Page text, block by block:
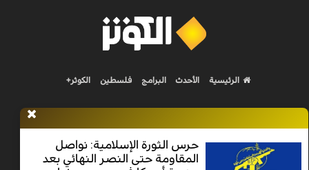
حرس الثورة الإسلامية: نواصل
المقاومة حتى النصر النهائي بعد
الرئيسية الأحدث البرامج فلسطين الكوثر+
Nilesat 11900 V | Badr 8 11747 V | Badr5 12284 V